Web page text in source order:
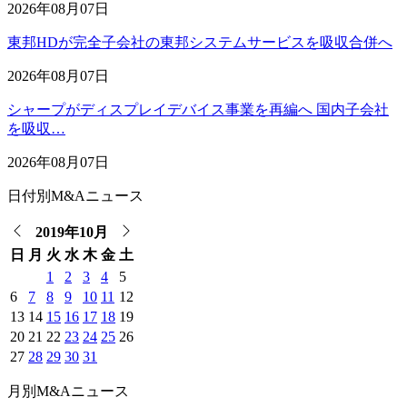
2026年08月07日
東邦HDが完全子会社の東邦システムサービスを吸収合併へ
2026年08月07日
シャープがディスプレイデバイス事業を再編へ 国内子会社
を吸収…
2026年08月07日
日付別M&Aニュース
2019年10月
日
月 火 水 木 金 土
1
2 3 4
5
6
7 8 9 10 11 12
13 14 15 16 17 18 19
20 21 22 23 24 25 26
27 28 29 30 31
月別M&Aニュース